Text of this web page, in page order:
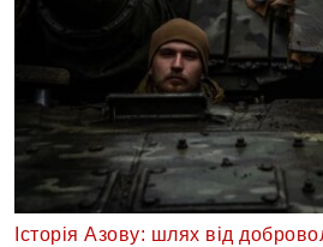
Історія Азову: шлях від